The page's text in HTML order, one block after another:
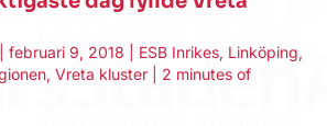
februari 9, 2018 ESB Inrikes, Linköping,
, Vreta kluster
2 minutes of